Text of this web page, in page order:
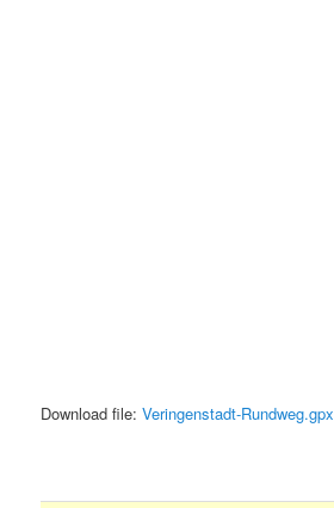
Download file:Veringenstadt-Rundweg.gpx